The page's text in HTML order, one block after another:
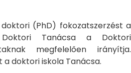
(PhD) fokozatszerzést a
Doktori Tanácsa a Doktori
megfelelően irányítja.
doktori iskola Tanácsa.